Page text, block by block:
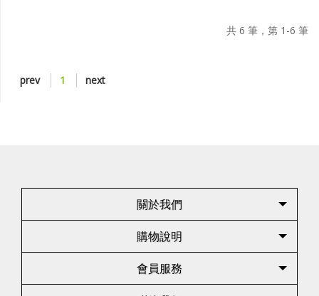
共 6 筆，第 1-6 筆
prev 1 next
關於我們
購物說明
會員服務